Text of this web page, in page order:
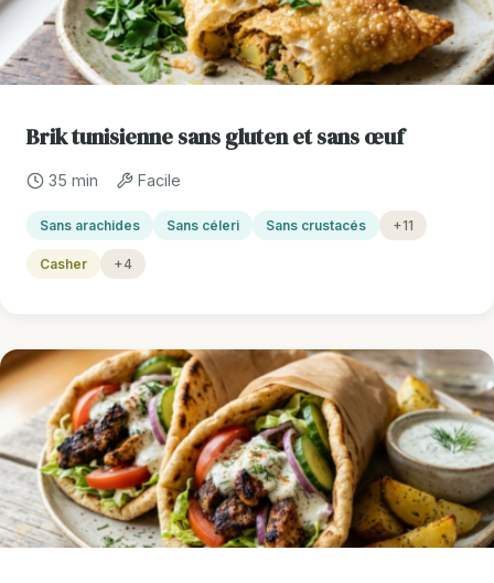
Brik tunisienne sans gluten et sans œuf
35 min Facile
Sans arachides Sans céleri Sans crustacés +11
Casher +4